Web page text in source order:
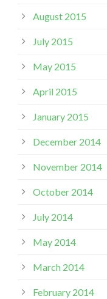
August 2015
July 2015
May 2015
April 2015
January 2015
December 2014
November 2014
October 2014
July 2014
May 2014
March 2014
February 2014